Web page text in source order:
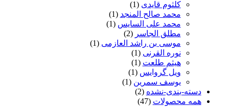
کلثوم قایدی (1)
محمد صالح المنجد (1)
محمد علی السایس (1)
مطلق الجاسر (2)
موسی بن راشد العازمی (1)
نوره القرنی (1)
هیثم طلعت (1)
ویل گروایس (1)
یوسف سمرین (1)
دسته-بندی-نشده (2)
همه محصولات (47)